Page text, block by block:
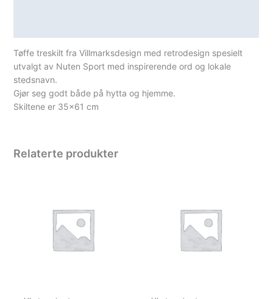
Tøffe treskilt fra Villmarksdesign med retrodesign spesielt
utvalgt av Nuten Sport med inspirerende ord og lokale
stedsnavn.
Gjør seg godt både på hytta og hjemme.
Skiltene er 35×61 cm
Relaterte produkter